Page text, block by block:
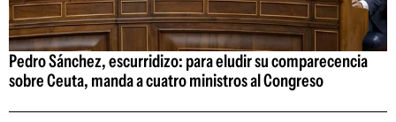
Pedro Sánchez, escurridizo: para eludir su comparecencia
sobre Ceuta, manda a cuatro ministros al Congreso